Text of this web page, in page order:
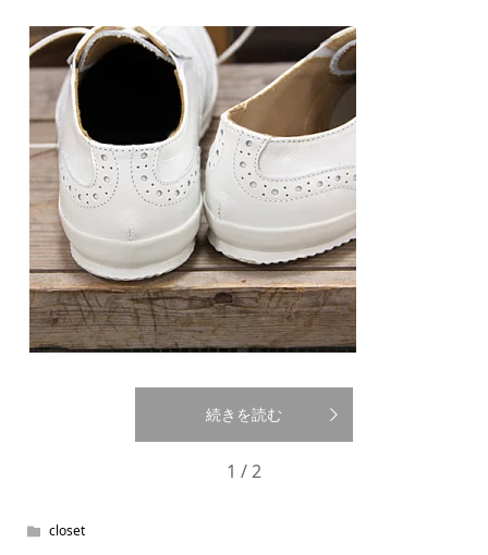
続きを読む
1 / 2
closet